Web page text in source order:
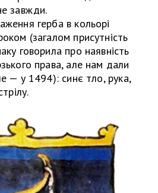
завжди.
герба в кольорі
(загалом присутність
говорила про наявність
права, але нам дали
— у 1494): синє тло, рука,